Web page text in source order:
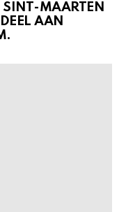
MAARTEN
AAN